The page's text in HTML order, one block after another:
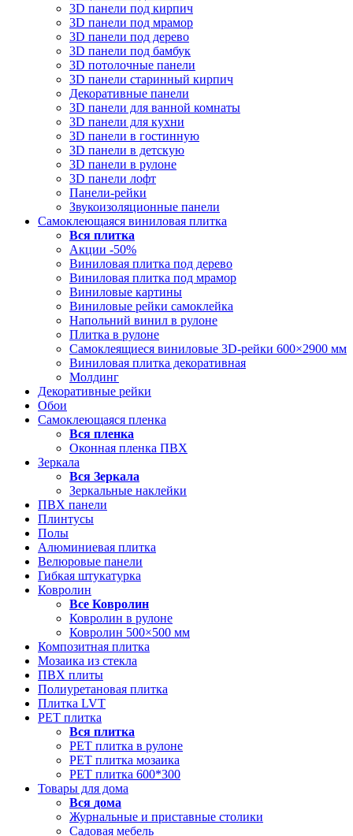
3D панели под кирпич
3D панели под мрамор
3D панели под дерево
3D панели под бамбук
3D потолочные панели
3D панели старинный кирпич
Декоративные панели
3D панели для ванной комнаты
3D панели для кухни
3D панели в гостинную
3D панели в детскую
3D панели в рулоне
3D панели лофт
Панели-рейки
Звукоизоляционные панели
Самоклеющаяся виниловая плитка
Вся плитка
Акции -50%
Виниловая плитка под дерево
Виниловая плитка под мрамор
Виниловые картины
Виниловые рейки самоклейка
Напольний винил в рулоне
Плитка в рулоне
Самоклеящиеся виниловые 3D‑рейки 600×2900 мм
Виниловая плитка декоративная
Молдинг
Декоративные рейки
Обои
Самоклеющаяся пленка
Вся пленка
Оконная пленка ПВХ
Зеркала
Вся Зеркала
Зеркальные наклейки
ПВХ панели
Плинтусы
Полы
Алюминиевая плитка
Велюровые панели
Гибкая штукатурка
Ковролин
Все Ковролин
Ковролин в рулоне
Ковролин 500×500 мм
Композитная плитка
Мозаика из стекла
ПВХ плиты
Полиуретановая плитка
Плитка LVT
РЕТ плитка
Вся плитка
РЕТ плитка в рулоне
РЕТ плитка мозаика
РЕТ плитка 600*300
Товары для дома
Вся дома
Журнальные и приставные столики
Садовая мебель